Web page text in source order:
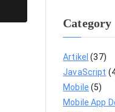
Category
Artikel (37)
JavaScript
Mobile (5)
Mobile App